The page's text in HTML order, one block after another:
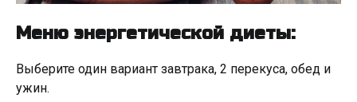
Меню энергетической диеты:
Выберите один вариант завтрака, 2 перекуса, обед и
ужин.